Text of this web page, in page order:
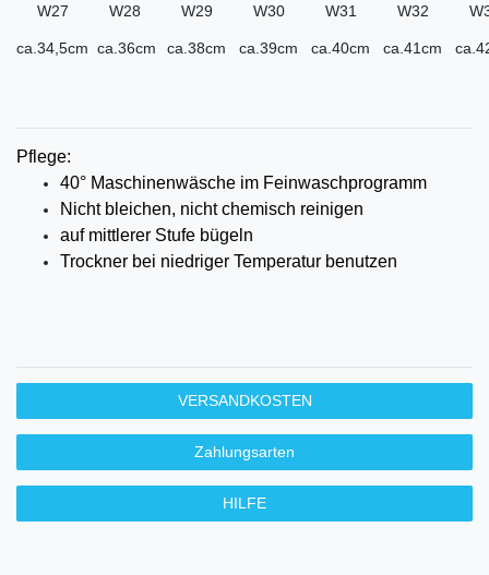
W27 W28 W29 W30 W31 W32
ca.34,5cm ca.36cm ca.38cm ca.39cm ca.40cm ca.41cm
Pflege:
40° Maschinenwäsche im Feinwaschprogramm
Nicht bleichen, nicht chemisch reinigen
auf mittlerer Stufe bügeln
Trockner bei niedriger Temperatur benutzen
VERSANDKOSTEN
Zahlungsarten
HILFE